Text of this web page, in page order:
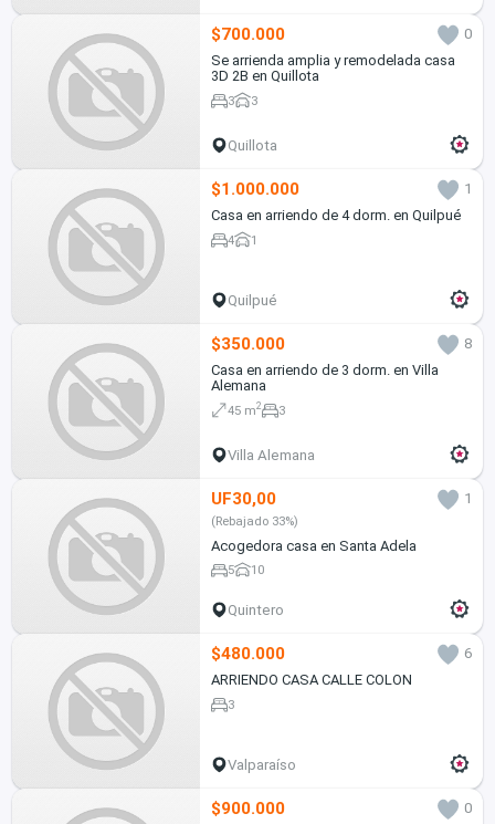
$700.000
0
Se arrienda amplia y remodelada casa
3D 2B en Quillota
3 3
Quillota
$1.000.000
1
Casa en arriendo de 4 dorm. en Quilpué
4 1
Quilpué
$350.000
8
Casa en arriendo de 3 dorm. en Villa
Alemana
45 m2 3
Villa Alemana
UF30,00 1
(Rebajado 33%)
Acogedora casa en Santa Adela
5 10
Quintero
$480.000
6
ARRIENDO CASA CALLE COLON
3
Valparaíso
$900.000
0